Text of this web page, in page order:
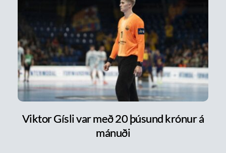
Viktor Gísli var með 20 þúsund krónur á
mánuði